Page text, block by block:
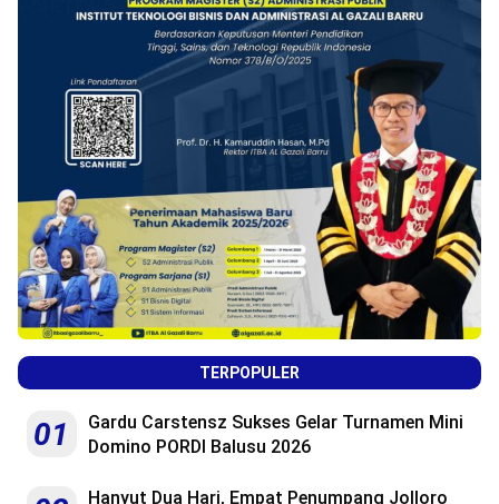
TERPOPULER
01
Gardu Carstensz Sukses Gelar Turnamen Mini
Domino PORDI Balusu 2026
Hanyut Dua Hari, Empat Penumpang Jolloro